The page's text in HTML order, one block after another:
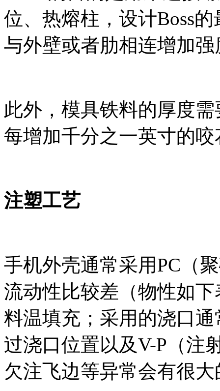
位、热熔柱，设计Boss的
与外壁或者肋相连增加强
此外，模具铁料的厚度
每增加千分之一英寸的
注塑工艺
手机外壳通常采用PC （
流动性比较差（物性如
料温填充；采用的浇口
过浇口位置以及V-P （注
欠注飞边等异常会有很